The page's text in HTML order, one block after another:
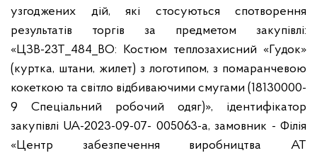
узгоджених дій, які стосуються спотворення
результатів торгів за предметом закупівлі:
«ЦЗВ-23Т_484_ВО: Костюм теплозахисний «Гудок»
(куртка, штани, жилет) з логотипом, з помаранчевою
кокеткою та світло відбиваючими смугами (18130000-
9 Спеціальний робочий одяг)», ідентифікатор
закупівлі UA-2023-09-07- 005063-a, замовник - Філія
«Центр забезпечення виробництва АТ